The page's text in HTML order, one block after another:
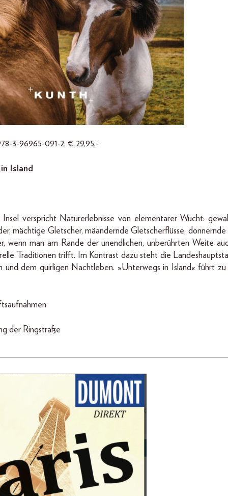
3-96965-091-2, € 29,95,-
Island
verspricht Naturerlebnisse von elementarer Wucht:
mächtige Gletscher, mäandernde Gletscherflüsse, donnernde
wenn man am Rande der unendlichen, unberührten Weite
Traditionen trifft. Im Kontrast dazu steht die
und dem quirligen Nachtleben. »Unterwegs in Island« führt
der Ringstraße